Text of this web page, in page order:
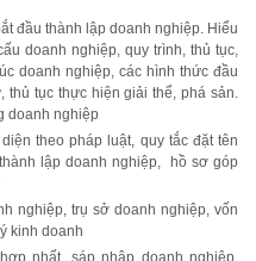
đầu thành lập doanh nghiệp. Hiểu
doanh nghiệp, quy trình, thủ tục,
doanh nghiệp, các hình thức đầu
tục thực hiện giải thể, phá sản.
doanh nghiệp
theo pháp luật, quy tắc đặt tên
lập doanh nghiệp, hồ sơ góp
nghiệp, trụ sở doanh nghiệp, vốn
kinh doanh
nhất, sáp nhập doanh nghiệp.